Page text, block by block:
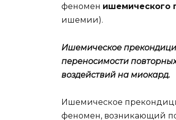
феномен ишемического
ишемии).
Ишемическое
переносимости
воздействий на миокард.
Ишемическое
феномен, возникающий